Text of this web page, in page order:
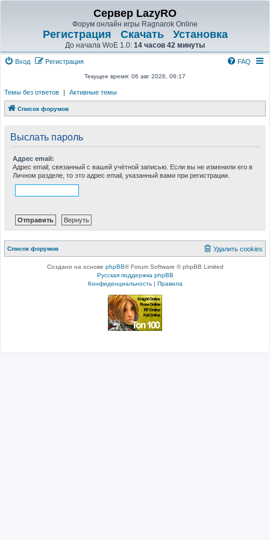
Сервер LazyRO
Форум онлайн игры Ragnarok Online
Регистрация Скачать Установка
До начала WoE 1.0: 14 часов 42 минуты
Вход Регистрация FAQ
Текущее время: 06 авг 2026, 06:17
Темы без ответов | Активные темы
Список форумов
Выслать пароль
Адрес email:
Адрес email, связанный с вашей учётной записью. Если вы не изменили его в
Личном разделе, то это адрес email, указанный вами при регистрации.
Список форумов Удалить cookies
Создано на основе phpBB® Forum Software © phpBB Limited
Русская поддержка phpBB
Конфиденциальность| Правила